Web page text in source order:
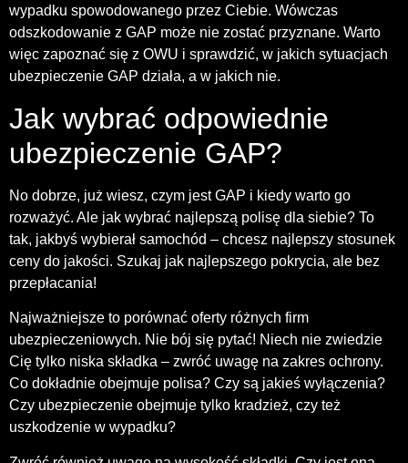
wypadku spowodowanego przez Ciebie. Wówczas
odszkodowanie z GAP może nie zostać przyznane. Warto
więc zapoznać się z OWU i sprawdzić, w jakich sytuacjach
ubezpieczenie GAP działa, a w jakich nie.
Jak wybrać odpowiednie
ubezpieczenie GAP?
No dobrze, już wiesz, czym jest GAP i kiedy warto go
rozważyć. Ale jak wybrać najlepszą polisę dla siebie? To
tak, jakbyś wybierał samochód – chcesz najlepszy stosunek
ceny do jakości. Szukaj jak najlepszego pokrycia, ale bez
przepłacania!
Najważniejsze to porównać oferty różnych firm
ubezpieczeniowych. Nie bój się pytać! Niech nie zwiedzie
Cię tylko niska składka – zwróć uwagę na zakres ochrony.
Co dokładnie obejmuje polisa? Czy są jakieś wyłączenia?
Czy ubezpieczenie obejmuje tylko kradzież, czy też
uszkodzenie w wypadku?